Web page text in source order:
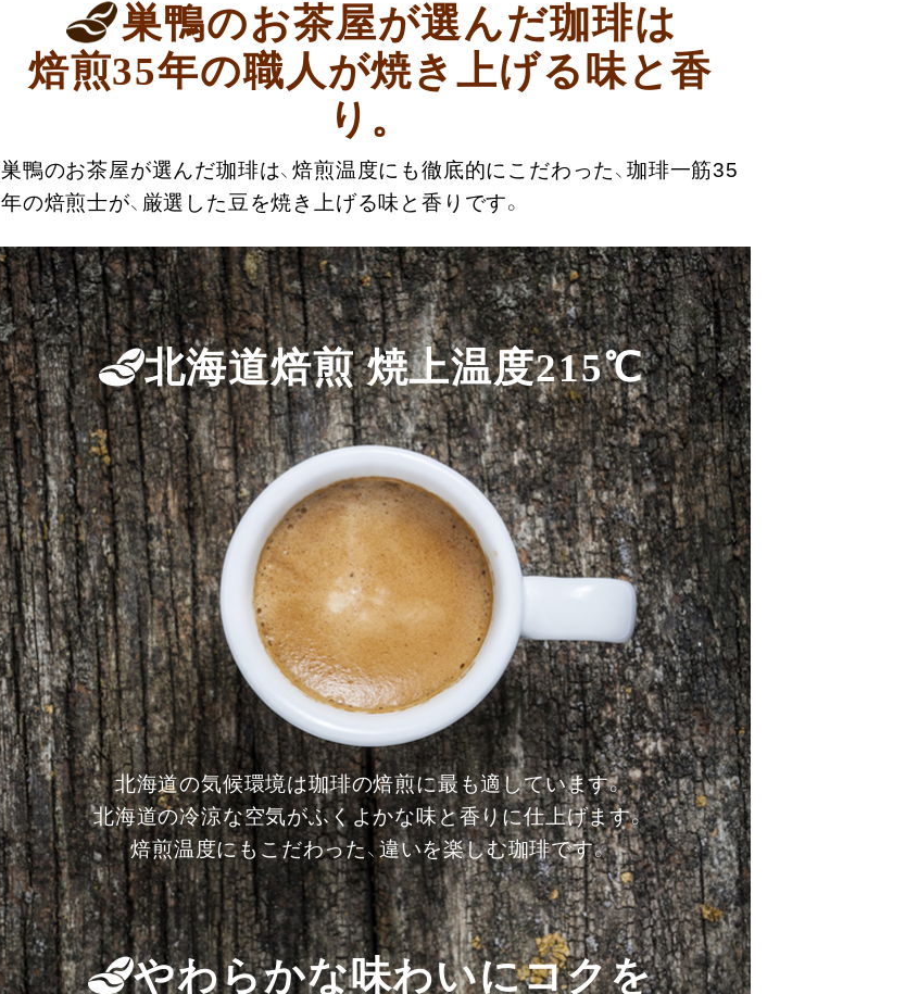
巣鴨のお茶屋が選んだ珈琲は
焙煎35年の職人が焼き上げる味と香
り。
巣鴨のお茶屋が選んだ珈琲は、焙煎温度にも徹底的にこだわった、珈琲一筋35
年の焙煎士が、厳選した豆を焼き上げる味と香りです。
北海道焙煎 焼上温度215℃
北海道の気候環境は珈琲の焙煎に最も適しています。
北海道の冷涼な空気がふくよかな味と香りに仕上げます。
焙煎温度にもこだわった、違いを楽しむ珈琲です。
やわらかな味わいにコクを